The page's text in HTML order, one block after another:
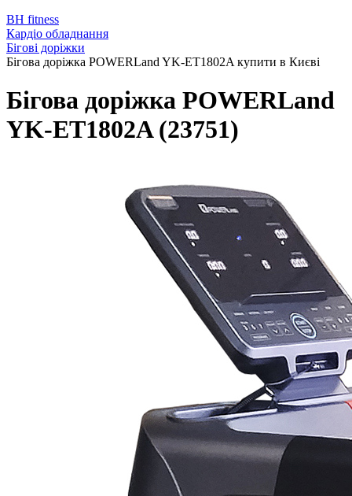
BH fitness
Кардіо обладнання
Бігові доріжки
Бігова доріжка POWERLand YK-ET1802A купити в Києві
Бігова доріжка POWERLand
YK-ET1802A (23751)